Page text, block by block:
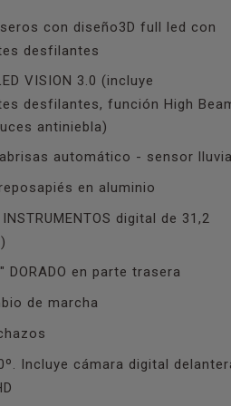
con diseño3D full led con
desfilantes
VISION 3.0 (incluye
desfilantes, función High
antiniebla)
automático - sensor lluvia
en aluminio
digital de 31,2
DORADO en parte trasera
de marcha
Incluye cámara digital